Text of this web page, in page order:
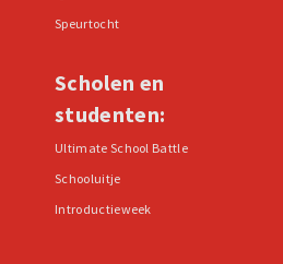
Speurtocht
Scholen en
studenten:
Ultimate School Battle
Schooluitje
Introductieweek